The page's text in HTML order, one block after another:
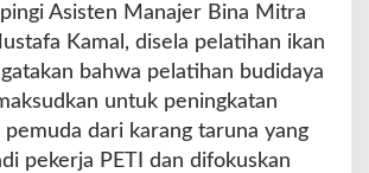
Asisten Manajer Bina Mitra
Kamal, disela pelatihan ikan
bahwa pelatihan budidaya
untuk peningkatan
dari karang taruna yang
pekerja PETI dan difokuskan